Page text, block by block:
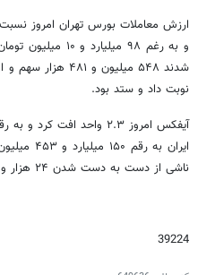
ارزش معاملات بورس تهران امروز
و به رغم ۹۸
نوبت داد و ستد بود.
ناشی از دست به دست شدن ۲۴ هزار و ۷۹۴ نوبت داد و ستد بود.
39224